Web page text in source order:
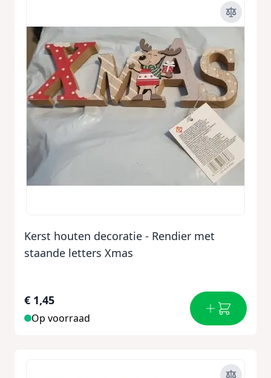
Kerst houten decoratie - Rendier met
staande letters Xmas
€ 1,45
Op voorraad